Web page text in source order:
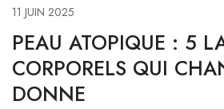
11 JUIN 2025
PEAU ATOPIQUE : 5
CORPORELS QUI
DONNE